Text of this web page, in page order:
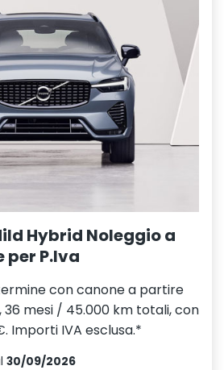
Hybrid Noleggio a
P.Iva
con canone a partire
mesi / 45.000 km totali, con
Importi IVA esclusa.*
30/09/2026